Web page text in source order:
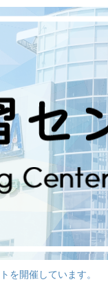
を開催しています。